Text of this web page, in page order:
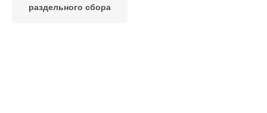
раздельного сбора